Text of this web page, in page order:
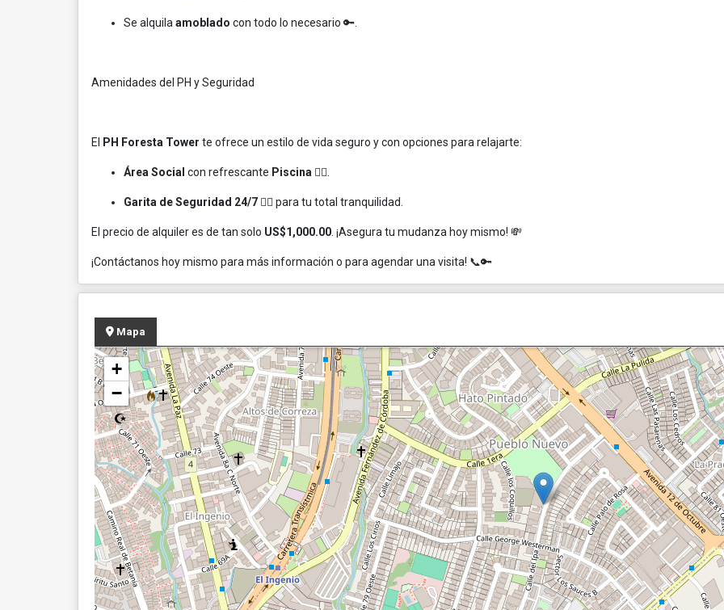
Se alquila amoblado con todo lo necesario 🔑.
Amenidades del PH y Seguridad
El PH Foresta Tower te ofrece un estilo de vida seguro y con opciones para relajarte:
Área Social con refrescante Piscina 🏊‍♀️.
Garita de Seguridad 24/7 👮‍♂️ para tu total tranquilidad.
El precio de alquiler es de tan solo US$1,000.00 . ¡Asegura tu mudanza hoy mismo! 💸
¡Contáctanos hoy mismo para más información o para agendar una visita! 📞🔑
Mapa
+
−